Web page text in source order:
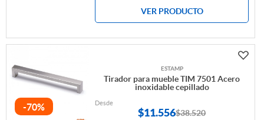
VER PRODUCTO
-70%
ESTAMP
Tirador para mueble TIM 7501 Acero
inoxidable cepillado
Desde
$11.556$38.520